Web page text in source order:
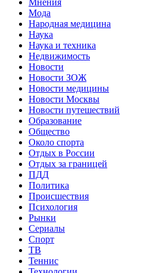
Мода
Народная медицина
Наука
Наука и техника
Недвижимость
Новости
Новости ЗОЖ
Новости медицины
Новости Москвы
Новости путешествий
Образование
Общество
Около спорта
Отдых в России
Отдых за границей
ПДД
Политика
Происшествия
Психология
Рынки
Сериалы
Спорт
ТВ
Теннис